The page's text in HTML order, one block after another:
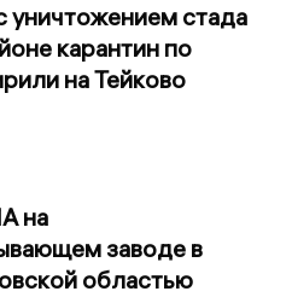
уничтожением стада
карантин по
на Тейково
на
заводе в
областью